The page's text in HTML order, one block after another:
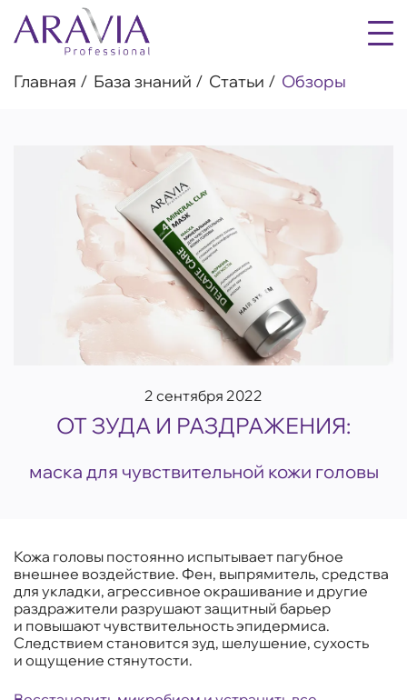
Главная База знаний Статьи Обзоры
2 сентября 2022
ОТ ЗУДА И РАЗДРАЖЕНИЯ:
маска для чувствительной кожи головы
Кожа головы постоянно испытывает пагубное
внешнее воздействие. Фен, выпрямитель, средства
для укладки, агрессивное окрашивание и другие
раздражители разрушают защитный барьер
и повышают чувствительность эпидермиса.
Следствием становится зуд, шелушение, сухость
и ощущение стянутости.